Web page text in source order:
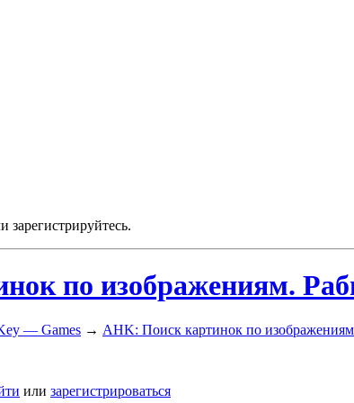
зарегистрируйтесь.
по изображениям.
— Games → AHK: Поиск картинок по
или зарегистрироваться